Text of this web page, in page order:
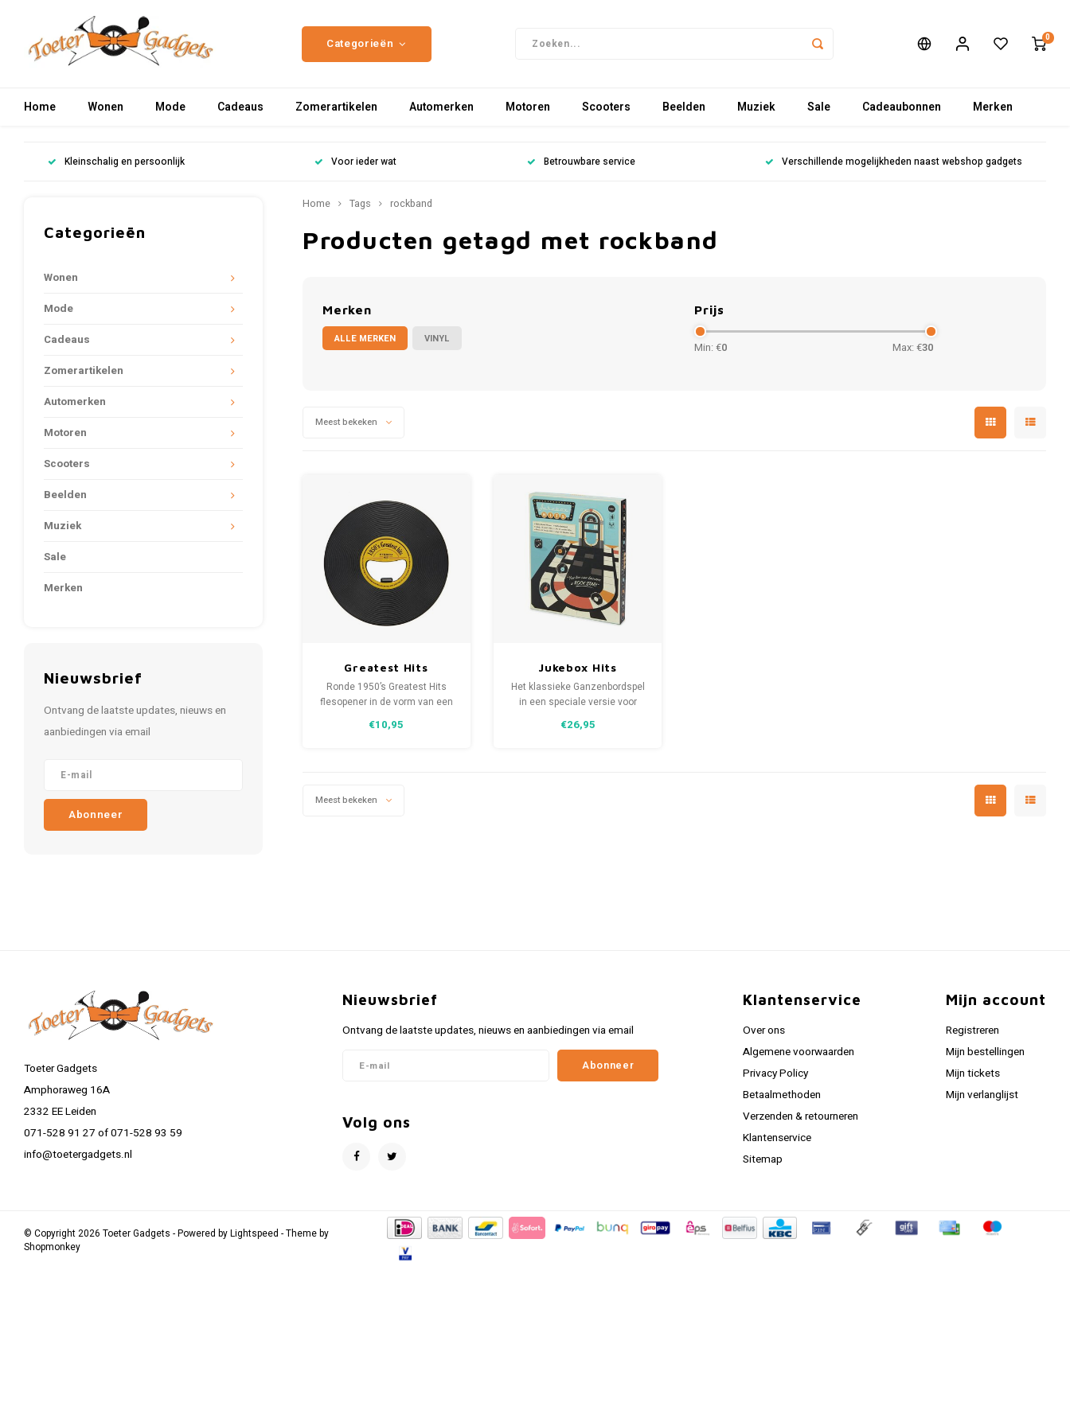
Categorieën 0
Home Wonen Mode Cadeaus Zomerartikelen Automerken Motoren Scooters Beelden Muziek Sale Cadeaubonnen Merken
Kleinschalig en persoonlijk Voor ieder wat Betrouwbare service Verschillende mogelijkheden naast webshop gadgets
Categorieën
Wonen
Mode
Cadeaus
Zomerartikelen
Automerken
Motoren
Scooters
Beelden
Muziek
Sale
Merken
Nieuwsbrief
Ontvang de laatste updates, nieuws en
aanbiedingen via email
Abonneer
Home Tags rockband
Producten getagd met rockband
Merken
ALLE MERKEN VINYL
Prijs
Min: €0 Max: €30
Meest bekeken
Greatest Hits
Flesopener
Ronde 1950’s Greatest Hits
flesopener in de vorm van een
Een handige flesopener die je
€10,95
Jukebox Hits
Bordspel
Het klassieke Ganzenbordspel
in een speciale versie voor
plezier en muzikale vibes naar
€26,95
Meest bekeken
Toeter Gadgets
Amphoraweg 16A
2332 EE Leiden
071-528 91 27 of 071-528 93 59
info@toetergadgets.nl
Nieuwsbrief
Ontvang de laatste updates, nieuws en aanbiedingen via email
Abonneer
Volg ons
Klantenservice
Over ons
Algemene voorwaarden
Privacy Policy
Betaalmethoden
Verzenden & retourneren
Klantenservice
Sitemap
Mijn account
Registreren
Mijn bestellingen
Mijn tickets
Mijn verlanglijst
© Copyright 2026 Toeter Gadgets - Powered byLightspeed - Theme by
Shopmonkey